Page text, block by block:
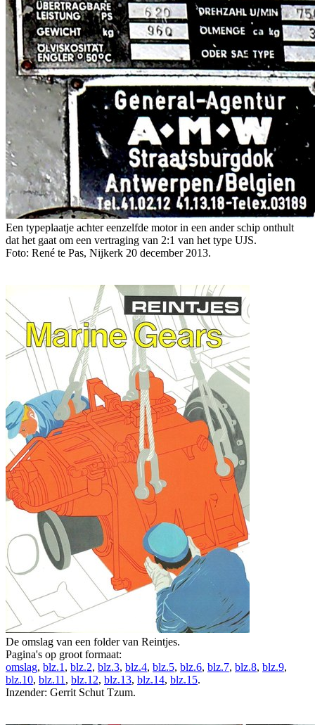
Een typeplaatje achter eenzelfde motor in een ander schip onthult
dat het gaat om een vertraging van 2:1 van het type UJS.
Foto: René te Pas, Nijkerk 20 december 2013.
De omslag van een folder van Reintjes.
Pagina's op groot formaat:
omslag, blz.1 , blz.2, blz.3, blz.4, blz.5, blz.6, blz.7, blz.8, blz.9,
blz.10, blz.11 , blz.12, blz.13, blz.14, blz.15.
Inzender: Gerrit Schut Tzum.